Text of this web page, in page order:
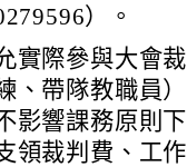
）。
實際參與大會
、帶隊教職員
影響課務原則
領裁判費、工